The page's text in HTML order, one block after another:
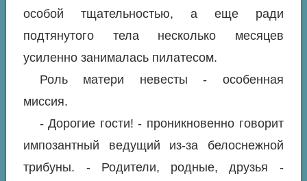
особой тщательностью, а еще ради
подтянутого тела несколько месяцев
усиленно занималась пилатесом.
Роль матери невесты - особенная
миссия.
- Дорогие гости! - проникновенно говорит
импозантный ведущий из-за белоснежной
трибуны. - Родители, родные, друзья -